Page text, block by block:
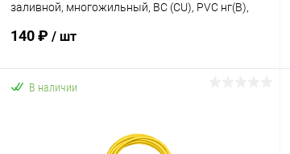
заливной, многожильный, BC (CU), PVC нг(B),
140 ₽ / шт
В наличии